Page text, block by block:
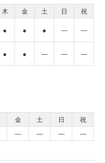
木 金 土 日
祝
● ● ● ― ―
● ● ― ― ―
金 土 日
祝
― ― ― ―